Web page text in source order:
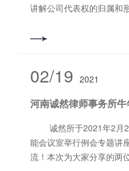
讲解公司代表权的归属和
02/19 2021
能会议室举行例会专题讲
流！本次为大家分享的两